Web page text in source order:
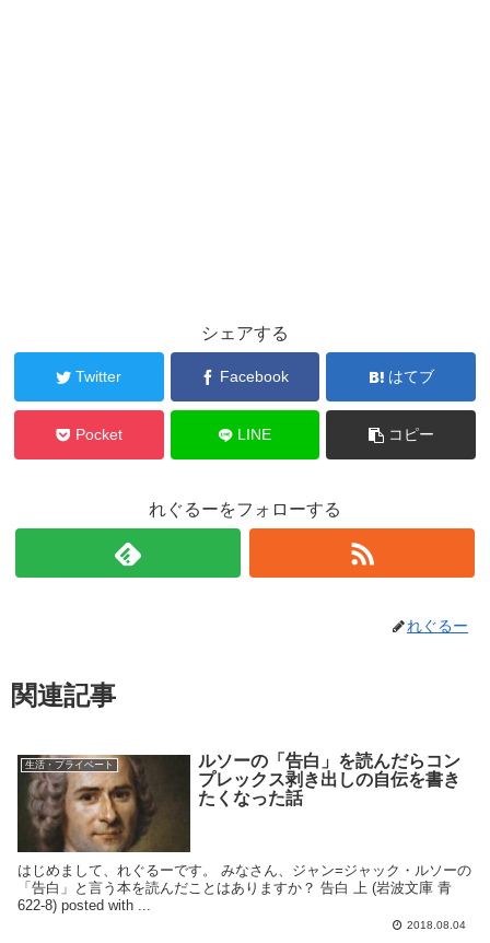
シェアする
Twitter Facebook はてブ
Pocket LINE コピー
れぐるーをフォローする
れぐるー
関連記事
生活・プライベート
ルソーの「告白」を読んだらコン
プレックス剥き出しの自伝を書き
たくなった話
はじめまして、れぐるーです。 みなさん、ジャン=ジャック・ルソーの
「告白」と言う本を読んだことはありますか？ 告白 上 (岩波文庫 青
622-8) posted with ...
2018.08.04